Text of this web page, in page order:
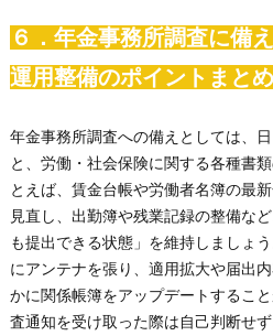
６．年金事務所調査に備
運用整備のポイントまとめ
年金事務所調査への備えとしては、
と、労働・社会保険に関する各種書
とえば、賃金台帳や労働者名簿の最
見直し、出勤簿や残業記録の整備な
も提出できる状態」を維持しましょ
にアンテナを張り、適用拡大や届出
かに関係帳簿をアップデートするこ
査通知を受け取った際は自己判断せ